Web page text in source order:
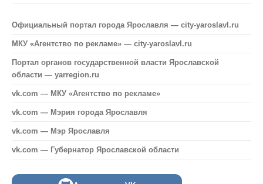
Официальный портал города Ярославля — city-yaroslavl.ru
МКУ «Агентство по рекламе» — city-yaroslavl.ru
Портал органов государственной власти Ярославской
области — yarregion.ru
vk.com — МКУ «Агентство по рекламе»
vk.com — Мэрия города Ярославля
vk.com — Мэр Ярославля
vk.com — Губернатор Ярославской области